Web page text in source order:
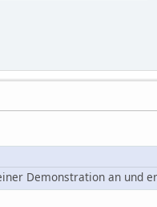
Demonstration an und